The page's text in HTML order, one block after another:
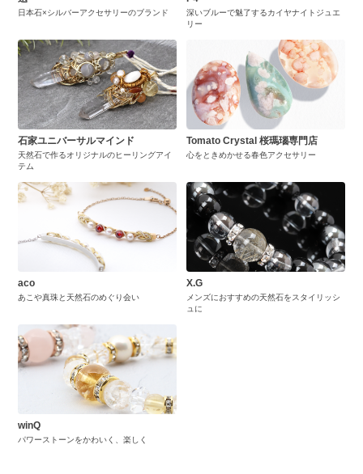
日本石×シルバーアクセサリーのブランド
深いブルーで魅了するカイヤナイトジュエ
リー
石家ユニバーサルマインド
天然石で作るオリジナルのヒーリングアイ
テム
Tomato Crystal 桜瑪瑙専門店
心をときめかせる春色アクセサリー
aco
あこや真珠と天然石のめぐり会い
X.G
メンズにおすすめの天然石をスタイリッシ
ュに
winQ
パワーストーンをかわいく、楽しく